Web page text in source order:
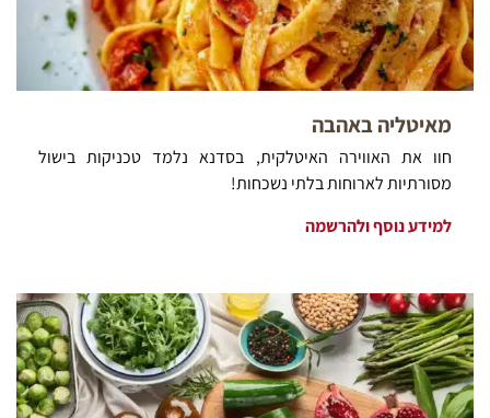
מאיטליה באהבה
חוו את האווירה האיטלקית, בסדנא נלמד טכניקות בישול
מסורתיות לארוחות בלתי נשכחות!
למידע נוסף ולהרשמה